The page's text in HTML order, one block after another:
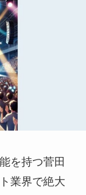
を持つ菅田
業界で絶大